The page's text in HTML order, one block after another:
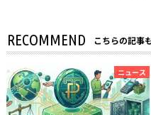
RECOMMEND こちらの記事
ニュース